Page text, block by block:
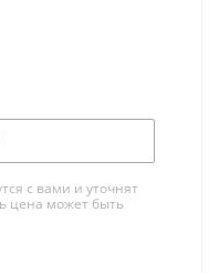
с вами и уточнят
цена может быть